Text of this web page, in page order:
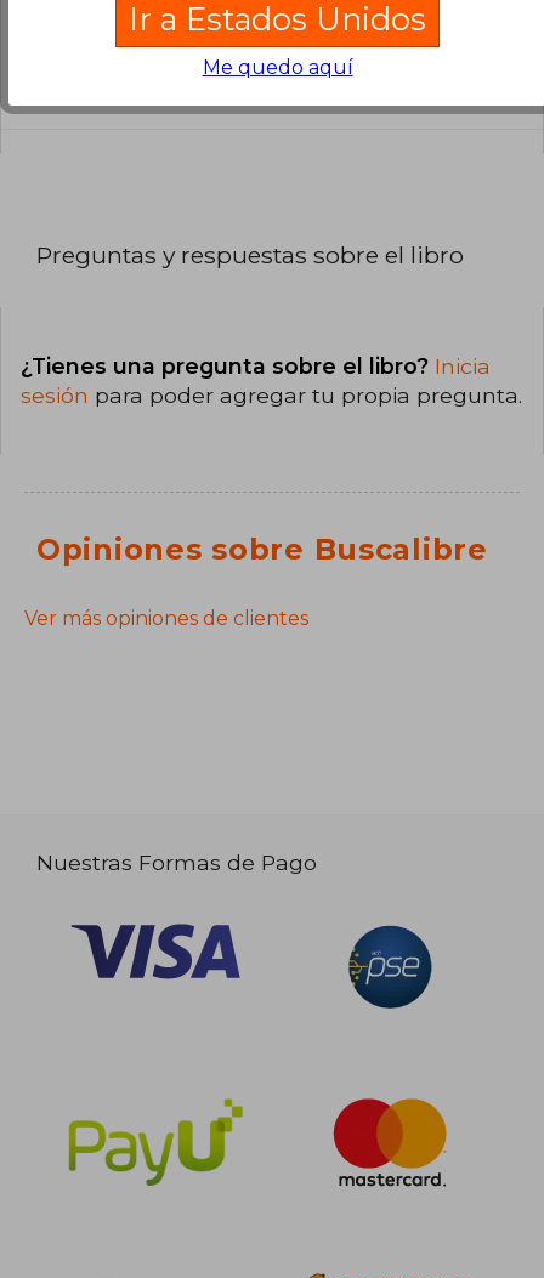
¿Cuál es la encuadernación de este libro?
La encuadernación de esta edición es Tapa
Preguntas y respuestas sobre el libro
¿Tienes una pregunta sobre el libro? Inicia
sesión para poder agregar tu propia pregunta.
Opiniones sobre Buscalibre
Ver más opiniones de clientes
Nuestras Formas de Pago
Ir a Estados Unidos
Me quedo aquí